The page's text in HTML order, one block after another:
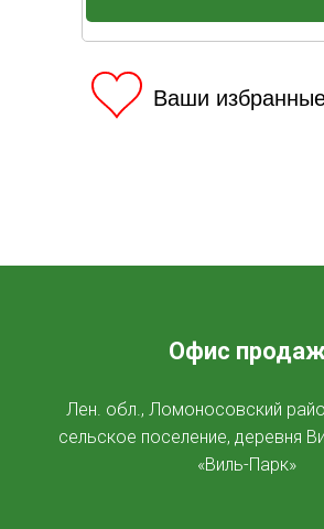
Ваши избранные
Офис
Лен. обл., Ломоносовский
сельское поселение, деревня
«Виль-Парк»